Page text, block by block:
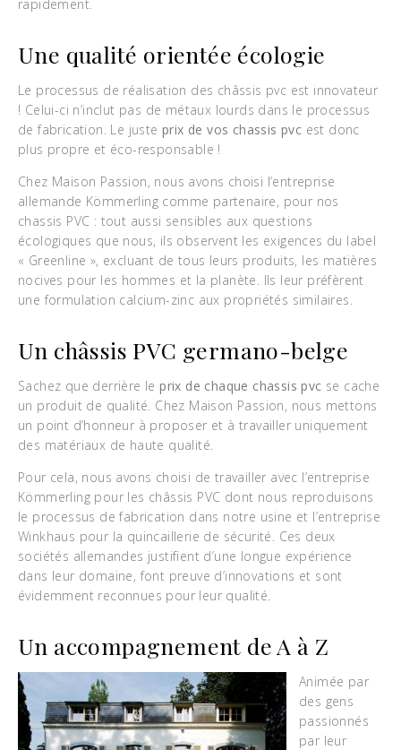
rapidement.
Une qualité orientée écologie
Le processus de réalisation des châssis pvc est innovateur
! Celui-ci n’inclut pas de métaux lourds dans le processus
de fabrication. Le juste prix de vos chassis pvc est donc
plus propre et éco-responsable !
Chez Maison Passion, nous avons choisi l’entreprise
allemande Kömmerling comme partenaire, pour nos
chassis PVC : tout aussi sensibles aux questions
écologiques que nous, ils observent les exigences du label
« Greenline », excluant de tous leurs produits, les matières
nocives pour les hommes et la planète. Ils leur préfèrent
une formulation calcium-zinc aux propriétés similaires.
Un châssis PVC germano-belge
Sachez que derrière le prix de chaque chassis pvc se cache
un produit de qualité. Chez Maison Passion, nous mettons
un point d’honneur à proposer et à travailler uniquement
des matériaux de haute qualité.
Pour cela, nous avons choisi de travailler avec l’entreprise
Kömmerling pour les châssis PVC dont nous reproduisons
le processus de fabrication dans notre usine et l’entreprise
Winkhaus pour la quincaillerie de sécurité. Ces deux
sociétés allemandes justifient d’une longue expérience
dans leur domaine, font preuve d’innovations et sont
évidemment reconnues pour leur qualité.
Un accompagnement de A à Z
Animée par
des gens
passionnés
par leur